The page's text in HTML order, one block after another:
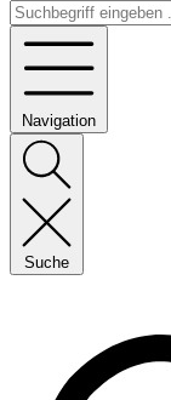
Navigation
Suche